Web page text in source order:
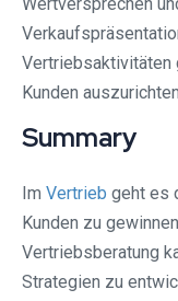
Kunden
Summary
Im Vertrieb geht es
Kunden zu
Vertriebsberatung
Strategien zu